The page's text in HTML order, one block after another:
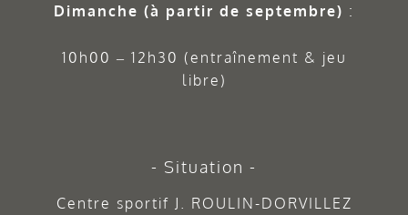
Dimanche (à partir de septembre) :
10h00 – 12h30 (entraînement & jeu
libre)
Situation
Centre sportif J. ROULIN-DORVILLEZ